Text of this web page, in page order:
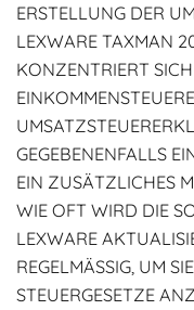
ERSTELLUNG DER
LEXWARE TAXMAN
KONZENTRIERT
GEGEBENENFALLS
EIN ZUSÄTZLICHES
WIE OFT WIRD DIE
LEXWARE
REGELMÄSSIG, UM
TEUERGESETZE